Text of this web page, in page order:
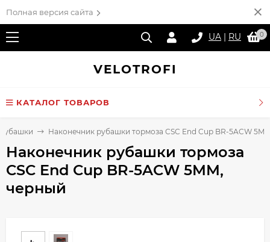
Полная версия сайта
UA | RU 0
VELOTROFI
КАТАЛОГ ТОВАРОВ
Наконечник рубашки тормоза CSC End Cup BR-5ACW
Наконечник рубашки тормоза
CSC End Cup BR-5ACW 5MM,
черный